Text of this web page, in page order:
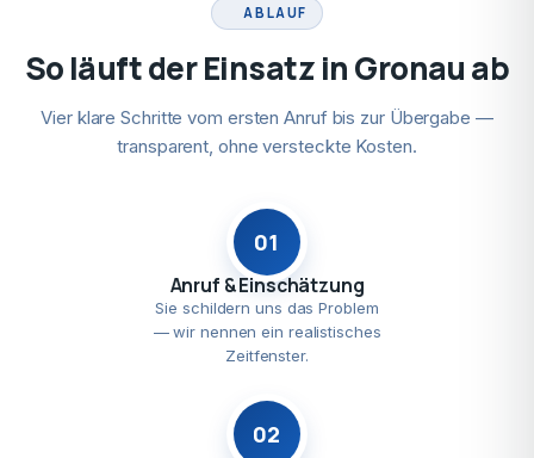
ABLAUF
So läuft der Einsatz in Gronau ab
Vier klare Schritte vom ersten Anruf bis zur Übergabe —
transparent, ohne versteckte Kosten.
01
Anruf & Einschätzung
Sie schildern uns das Problem
— wir nennen ein realistisches
Zeitfenster.
02